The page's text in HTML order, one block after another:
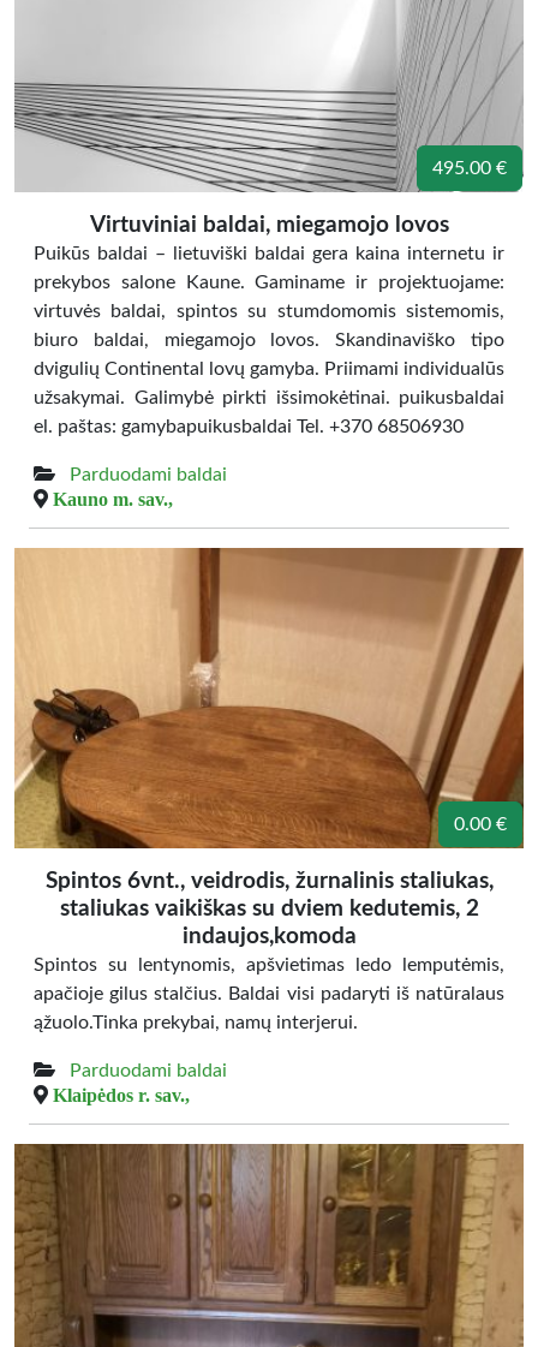
495.00 €
Virtuviniai baldai, miegamojo lovos
Puikūs baldai – lietuviški baldai gera kaina internetu ir
prekybos salone Kaune. Gaminame ir projektuojame:
virtuvės baldai, spintos su stumdomomis sistemomis,
biuro baldai, miegamojo lovos. Skandinaviško tipo
dvigulių Continental lovų gamyba. Priimami individualūs
užsakymai. Galimybė pirkti išsimokėtinai. puikusbaldai
el. paštas: gamybapuikusbaldai Tel. +370 68506930
Parduodami baldai
Kauno m. sav.,
0.00 €
Spintos 6vnt., veidrodis, žurnalinis staliukas,
staliukas vaikiškas su dviem kedutemis, 2
indaujos,komoda
Spintos su lentynomis, apšvietimas ledo lemputėmis,
apačioje gilus stalčius. Baldai visi padaryti iš natūralaus
ąžuolo.Tinka prekybai, namų interjerui.
Parduodami baldai
Klaipėdos r. sav.,